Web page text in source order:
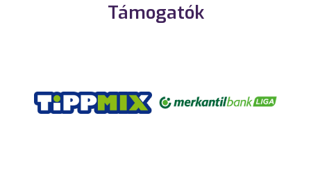
Támogatók